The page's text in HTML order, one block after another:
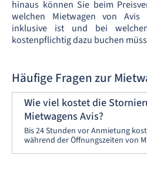
hinaus können Sie beim
welchen Mietwagen von Avis
inklusive ist und bei
kostenpflichtig dazu buchen
Häufige Fragen zur
Wie viel kostet die
Mietwagens Avis?
Bis 24 Stunden vor Anmietung
während der Öffnungszeiten von